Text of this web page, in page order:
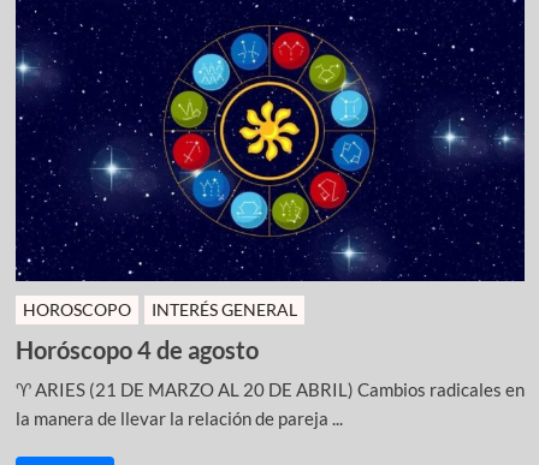
HOROSCOPO INTERÉS GENERAL
Horóscopo 4 de agosto
♈ ARIES (21 DE MARZO AL 20 DE ABRIL) Cambios radicales en
la manera de llevar la relación de pareja ...